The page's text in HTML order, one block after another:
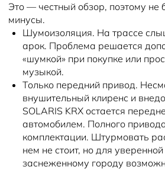
Это — честный обзор, поэтому не
минусы.
Шумоизоляция. На трассе
арок. Проблема решается
«шумкой» при покупке или
музыкой.
Только передний привод.
внушительный клиренс и
SOLARIS KRX остается
автомобилем. Полного
комплектации. Штурмовать
нем не стоит, но для
заснеженному городу